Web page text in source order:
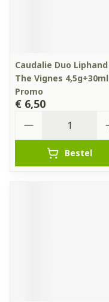
Caudalie Duo Liphand
The Vignes 4,5g+30ml
Promo
€ 6,50
Bestel